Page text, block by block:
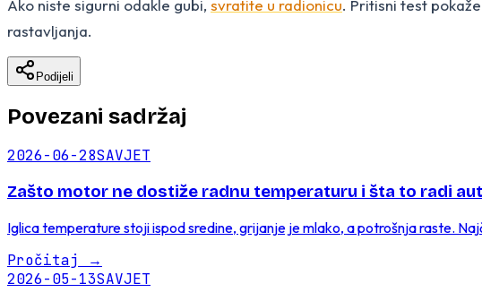
Ako niste sigurni odakle gubi, svratite u radionicu. Pritisni test
rastavljanja.
Podijeli
Povezani sadržaj
2026-06-28SAVJET
Zašto motor ne dostiže radnu temperaturu i šta to radi
Iglica temperature stoji ispod sredine, grijanje je mlako, a potrošnja raste.
Pročitaj →
2026-05-13SAVJET